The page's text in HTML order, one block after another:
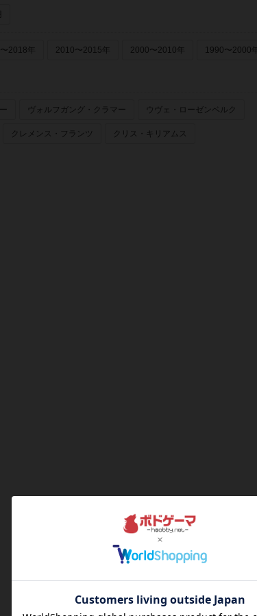
2018年 2010〜2015年 2000〜2010年 1990〜2000年
ヴォルフガング・クラマー ウヴェ・ローゼンベルク
クレメンス・フランツ クリス・キリアムス